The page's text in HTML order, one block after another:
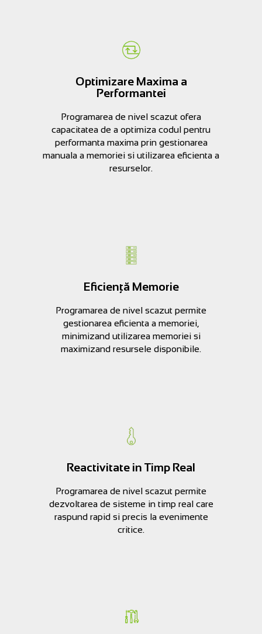
Optimizare Maxima a
Performantei
Programarea de nivel scazut ofera
capacitatea de a optimiza codul pentru
performanta maxima prin gestionarea
manuala a memoriei si utilizarea eficienta a
resurselor.
Eficiență Memorie
Programarea de nivel scazut permite
gestionarea eficienta a memoriei,
minimizand utilizarea memoriei si
maximizand resursele disponibile.
Reactivitate in Timp Real
Programarea de nivel scazut permite
dezvoltarea de sisteme in timp real care
raspund rapid si precis la evenimente
critice.